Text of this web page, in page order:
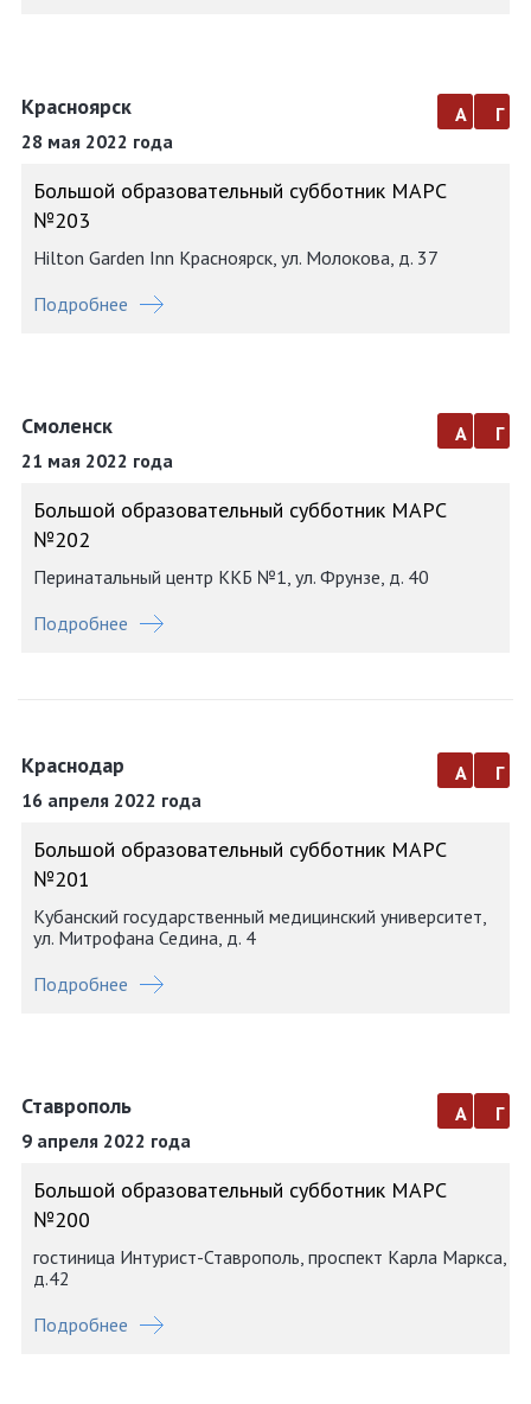
Красноярск
28 мая 2022 года
а г
Большой образовательный субботник МАРС
№203
Hilton Garden Inn Красноярск, ул. Молокова, д. 37
Подробнее
Смоленск
21 мая 2022 года
а г
Большой образовательный субботник МАРС
№202
Перинатальный центр ККБ №1, ул. Фрунзе, д. 40
Подробнее
Краснодар
16 апреля 2022 года
а г
Большой образовательный субботник МАРС
№201
Кубанский государственный медицинский университет,
ул. Митрофана Седина, д. 4
Подробнее
Ставрополь
9 апреля 2022 года
а г
Большой образовательный субботник МАРС
№200
гостиница Интурист-Ставрополь, проспект Карла Маркса,
д.42
Подробнее